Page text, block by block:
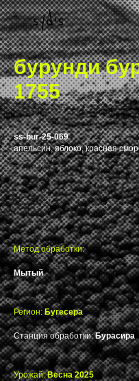
бурунди
1755
ss-bur-25-069
апельсин, яблоко, красная
Метод обработки:
Мытый
Регион:Бугесера
Станция обработки:Бурасира
Урожай:Весна 2025